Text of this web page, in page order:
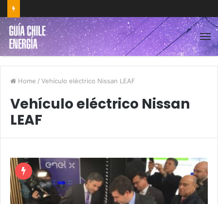
Home / Vehículo eléctrico Nissan LEAF
Vehículo eléctrico Nissan
LEAF